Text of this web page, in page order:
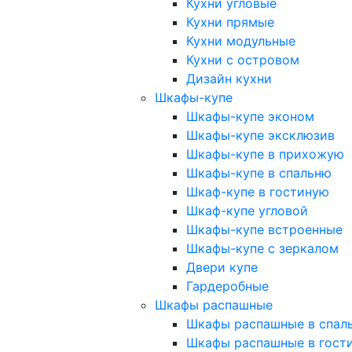
Кухни угловые
Кухни прямые
Кухни модульные
Кухни с островом
Дизайн кухни
Шкафы-купе
Шкафы-купе эконом
Шкафы-купе эксклюзив
Шкафы-купе в прихожую
Шкафы-купе в спальню
Шкаф-купе в гостиную
Шкаф-купе угловой
Шкафы-купе встроенные
Шкафы-купе с зеркалом
Двери купе
Гардеробные
Шкафы распашные
Шкафы распашные в
Шкафы распашные в